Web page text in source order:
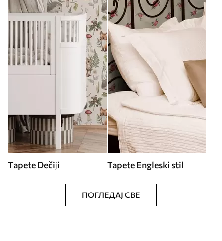
Tapete Dečiji Tapete Engleski stil
ПОГЛЕДАЈ СВЕ